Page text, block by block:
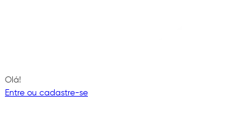
Olá!
Entre ou cadastre-se